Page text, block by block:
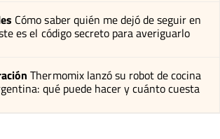
Cómo saber quién me dejó de seguir en
es el código secreto para averiguarlo
Thermomix lanzó su robot de cocina
qué puede hacer y cuánto cuesta